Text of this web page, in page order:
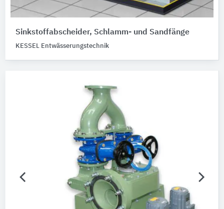
Sinkstoffabscheider, Schlamm- und Sandfänge
KESSEL Entwässerungstechnik